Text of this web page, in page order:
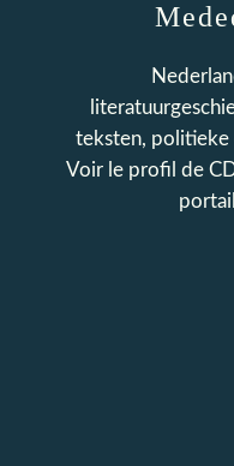
teksten, politieke
Voir le profil de